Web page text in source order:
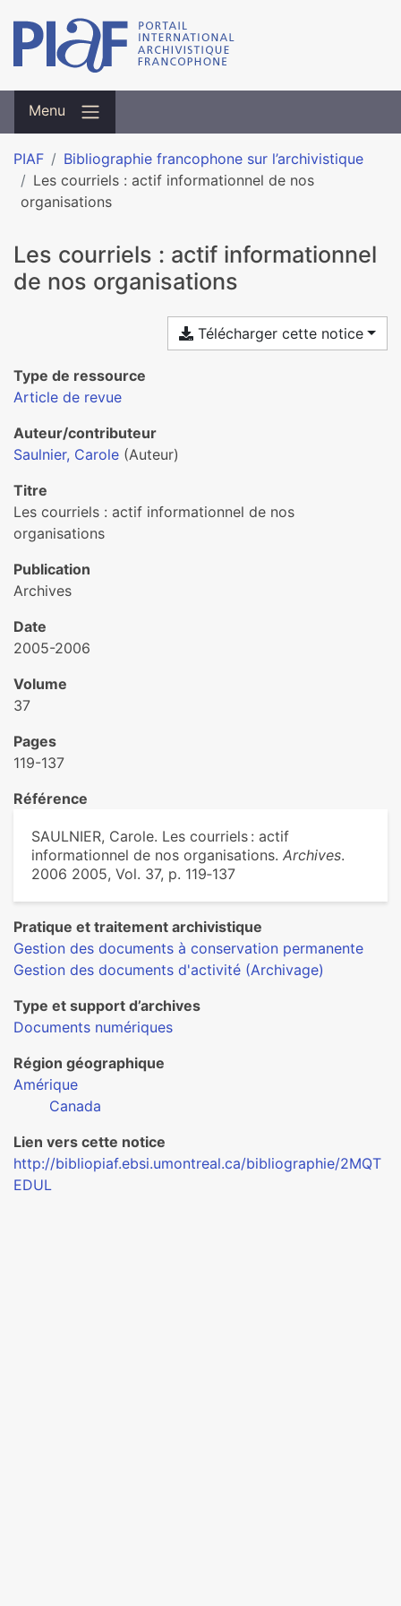
Menu
PIAF
Bibliographie francophone sur l’archivistique
Les courriels : actif informationnel de nos
organisations
Les courriels : actif informationnel
de nos organisations
Télécharger cette notice
Type de ressource
Article de revue
Auteur/contributeur
Saulnier, Carole (Auteur)
Titre
Les courriels : actif informationnel de nos
organisations
Publication
Archives
Date
2005-2006
Volume
37
Pages
119-137
Référence
SAULNIER, Carole. Les courriels : actif
informationnel de nos organisations. Archives.
2006 2005, Vol. 37, p. 119‑137
Pratique et traitement archivistique
Gestion des documents à conservation permanente
Gestion des documents d'activité (Archivage)
Type et support d’archives
Documents numériques
Région géographique
Amérique
Canada
Lien vers cette notice
http://bibliopiaf.ebsi.umontreal.ca/bibliographie/2MQT
EDUL